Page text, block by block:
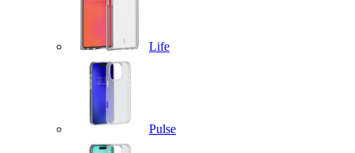
Life
Pulse